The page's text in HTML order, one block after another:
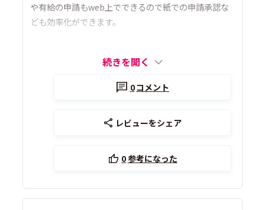
や有給の申請もweb上でできるので紙での申請承認な
ども効率化ができます。
続きを開く
0コメント
レビューをシェア
0参考になった